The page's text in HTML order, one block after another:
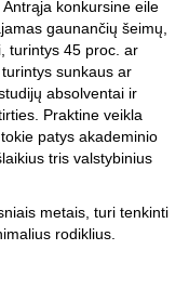
konkursine eile
gaunančių šeimų,
turintys 45 proc. ar
sunkaus ar
absolventai ir
Praktine veikla
patys akademinio
tris valstybinius
metais, turi tenkinti
rodiklius.